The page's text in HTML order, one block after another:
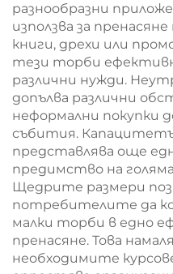
разнообразни
използва за
книги, дрехи или
тези торби
различни нужди.
допълва различни
неформални покупки
събития.
представлява още
предимство на
Щедрите размери
потребителите да
малки торби в едно
пренасяне. Това
необходимите